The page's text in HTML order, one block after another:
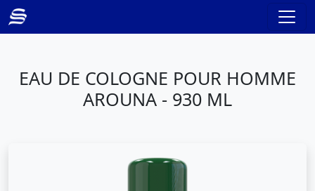
EAU DE COLOGNE POUR HOMME
AROUNA - 930 ML